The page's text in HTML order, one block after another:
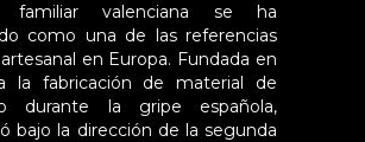
familiar valenciana se ha
como una de las referencias
en Europa. Fundada en
la fabricación de material de
durante la gripe española,
bajo la dirección de la segunda